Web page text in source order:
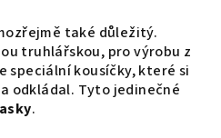
také důležitý.
truhlářskou, pro výrobu z
speciální kousíčky, které si
odkládal. Tyto jedinečné
.